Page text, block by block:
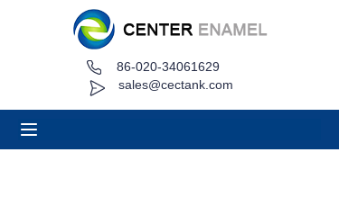
sales@cectank.com
86-020-34061629
সম্পর্কে